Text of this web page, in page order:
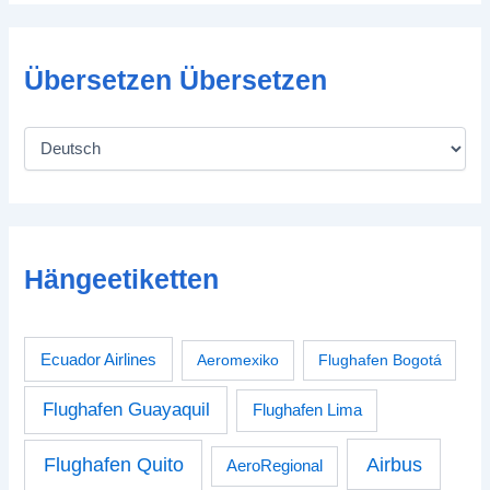
Übersetzen Übersetzen
Hängeetiketten
Ecuador Airlines Aeromexiko Flughafen Bogotá
Flughafen Guayaquil Flughafen Lima
Flughafen Quito AeroRegional Airbus